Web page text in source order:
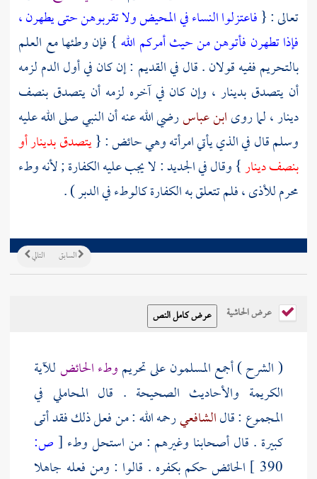
تعالى : {فاعتزلوا النساء في المحيض ولا تقربوهن حتى يطهرن ،
فإذا تطهرن فأتوهن من حيث أمركم الله} فإن وطئها مع العلم
بالتحريم ففيه قولان . قال في القديم : إن كان في أول الدم لزمه
أن يتصدق بدينار ، وإن كان في آخره لزمه أن يتصدق بنصف
دينار ، لما روىابن عباسرضي الله عنه أن النبي صلى الله عليه
وسلم قال في الذي يأتي امرأته وهي حائض : {يتصدق بدينار أو
بنصف دينار} وقال في الجديد : لا يجب عليه الكفارة ; لأنه وطء
محرم للأذى ، فلم تتعلق به الكفارة كالوطء في الدبر ) .
التالي السابق
عرض الحاشية
( الشرح ) أجمع المسلمون على تحريموطء الحائضللآية
الكريمة والأحاديث الصحيحة . قال المحاملي في
المجموع : قالالشافعيرحمه الله : من فعل ذلك فقد أتى
كبيرة . قال أصحابنا وغيرهم : من استحل وطء [ص:
390 ] الحائض حكم بكفره . قالوا : ومن فعله جاهلا